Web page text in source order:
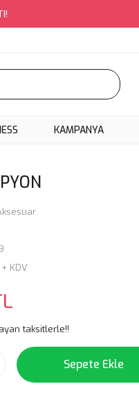
KAMPANYA
KDV
taksitlerle!!
Sepete Ekle